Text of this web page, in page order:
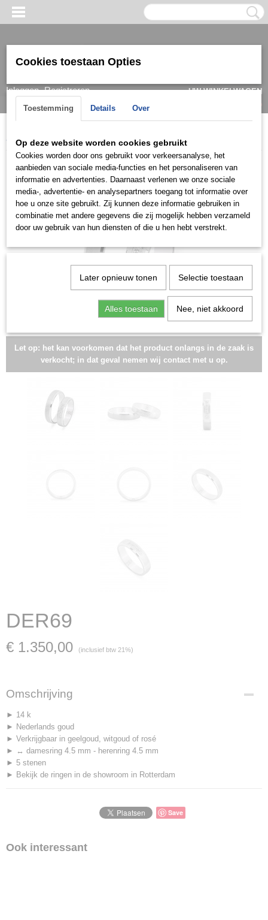
Inloggen Registreren
UW WINKELWAGEN
(0)
Home > > Trouwringen / Wedding DE collectie
Let op: het kan voorkomen dat het product onlangs in de zaak is
verkocht; in dat geval nemen wij contact met u op.
DER69
€ 1.350,00 (inclusief btw 21%)
Omschrijving
► 14 k
► Nederlands goud
► Verkrijgbaar in geelgoud, witgoud of rosé
► ↔ damesring 4.5 mm - herenring 4.5 mm
► 5 stenen
► Bekijk de ringen in de showroom in Rotterdam
Save
Ook interessant
Cookies toestaan Opties
Toestemming Details Over
Op deze website worden cookies gebruikt
Cookies worden door ons gebruikt voor verkeersanalyse, het
aanbieden van sociale media-functies en het personaliseren van
informatie en advertenties. Daarnaast verlenen we onze sociale
media-, advertentie- en analysepartners toegang tot informatie over
hoe u onze site gebruikt. Zij kunnen deze informatie gebruiken in
combinatie met andere gegevens die zij mogelijk hebben verzameld
door uw gebruik van hun diensten of die u hen hebt verstrekt.
Later opnieuw tonen Selectie toestaan
Alles toestaan Nee, niet akkoord